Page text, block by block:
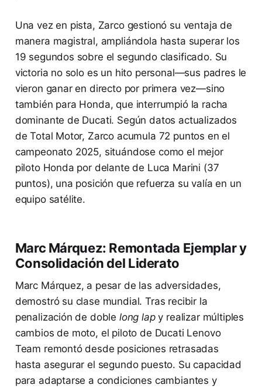
Una vez en pista, Zarco gestionó su ventaja de
manera magistral, ampliándola hasta superar los
19 segundos sobre el segundo clasificado. Su
victoria no solo es un hito personal—sus padres le
vieron ganar en directo por primera vez—sino
también para Honda, que interrumpió la racha
dominante de Ducati. Según datos actualizados
de Total Motor, Zarco acumula 72 puntos en el
campeonato 2025, situándose como el mejor
piloto Honda por delante de Luca Marini (37
puntos), una posición que refuerza su valía en un
equipo satélite.
Marc Márquez: Remontada Ejemplar y
Consolidación del Liderato
Marc Márquez, a pesar de las adversidades,
demostró su clase mundial. Tras recibir la
penalización de doble long lapy realizar múltiples
cambios de moto, el piloto de Ducati Lenovo
Team remontó desde posiciones retrasadas
hasta asegurar el segundo puesto. Su capacidad
para adaptarse a condiciones cambiantes y